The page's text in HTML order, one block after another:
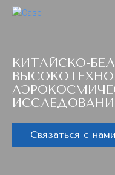
КИТАЙСКО-
Связаться с нами